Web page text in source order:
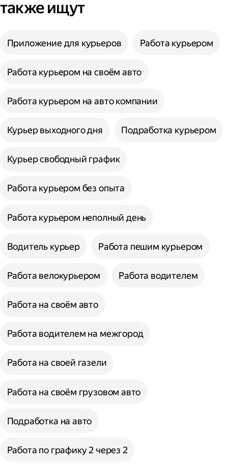
также ищут
Приложение для курьеров Работа курьером
Работа курьером на своём авто
Работа курьером на авто компании
Курьер выходного дня Подработка курьером
Курьер свободный график
Работа курьером без опыта
Работа курьером неполный день
Водитель курьер Работа пешим курьером
Работа велокурьером Работа водителем
Работа на своём авто
Работа водителем на межгород
Работа на своей газели
Работа на своём грузовом авто
Подработка на авто
Работа по графику 2 через 2